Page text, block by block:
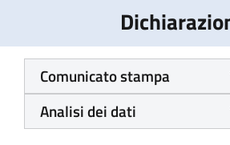
Comunicato stampa
Analisi dei dati